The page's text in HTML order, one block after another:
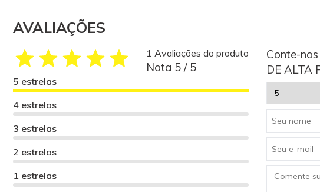
AVALIAÇÕES
1 Avaliações do produto
Nota 5 / 5
5 estrelas
4 estrelas
3 estrelas
2 estrelas
1 estrelas
Conte-
DE ALTA